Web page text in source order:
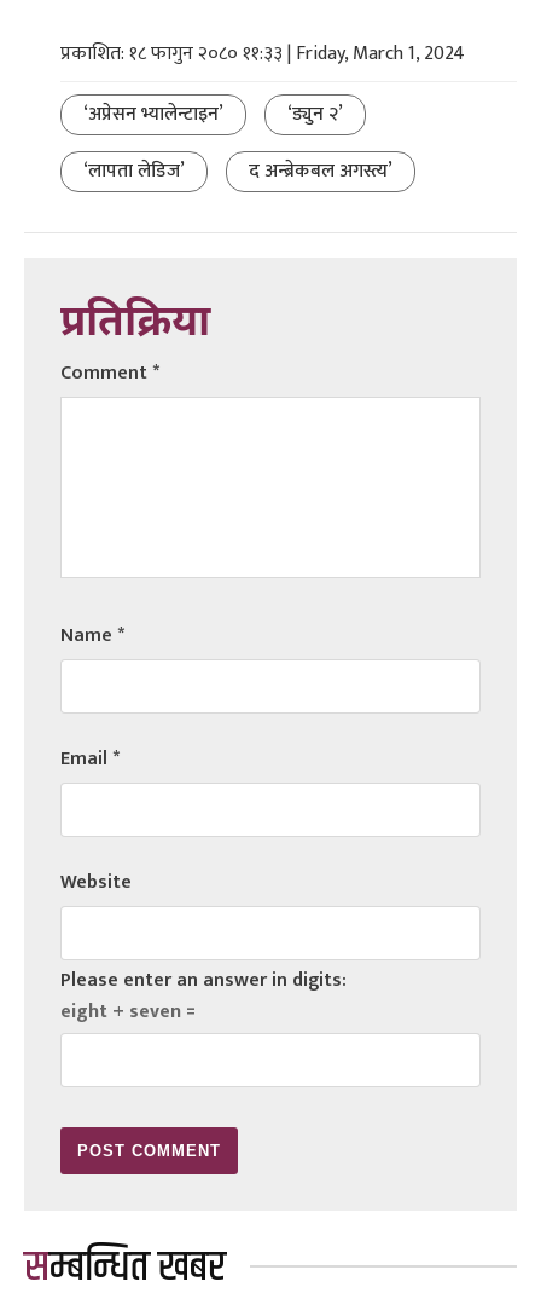
प्रकाशित: १८ फागुन २०८० ११:३३ | Friday, March 1, 2024
‘अप्रेसन भ्यालेन्टाइन’
‘ड्युन २’
‘लापता लेडिज’
द अन्ब्रेकबल अगस्त्य’
प्रतिक्रिया
Comment*
Name*
Email*
Website
Please enter an answer in digits:
eight + seven =
सम्बन्धित खबर